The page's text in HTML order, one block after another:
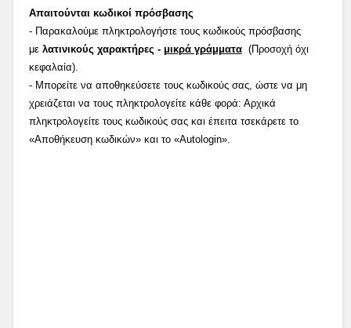
Απαιτούνται κωδικοί πρόσβασης
- Παρακαλούμε πληκτρολογήστε τους κωδικούς πρόσβασης
με λατινικούς χαρακτήρες - μικρά γράμματα(Προσοχή όχι
κεφαλαία).
- Μπορείτε να αποθηκεύσετε τους κωδικούς σας, ώστε να μη
χρειάζεται να τους πληκτρολογείτε κάθε φορά: Αρχικά
πληκτρολογείτε τους κωδικούς σας και έπειτα τσεκάρετε το
«Αποθήκευση κωδικών» και το «Autologin».